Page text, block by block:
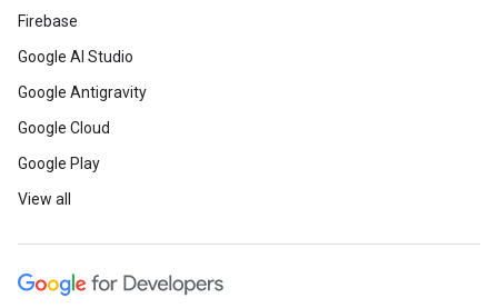
Firebase
Google AI Studio
Google Antigravity
Google Cloud
Google Play
View all